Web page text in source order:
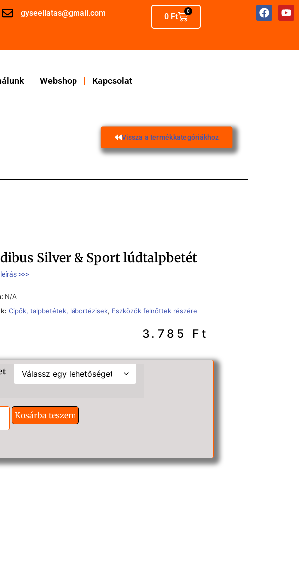
gyseellatas@gmail.com
0 Ft
0
Webshop Kapcsolat
Vissza a termékkategóriákhoz
Silver & Sport lúdtalpbetét
>>>
N/A
Cipők, talpbetétek, lábortézisek, Eszközök felnőttek részére
3.785 Ft
Kosárba teszem